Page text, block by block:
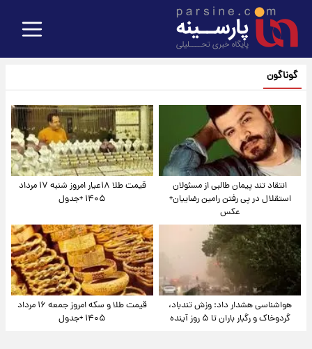
گوناگون
انتقاد تند پیمان طالبی از مسئولان
استقلال در پی رفتن رامین رضاییان+
عکس
قیمت طلا ۱۸عیار امروز شنبه ۱۷ مرداد
۱۴۰۵ +جدول
هواشناسی هشدار داد: وزش تندباد،
گردوخاک و رگبار باران تا ۵ روز آینده
قیمت طلا و سکه امروز جمعه ۱۶ مرداد
۱۴۰۵ +جدول